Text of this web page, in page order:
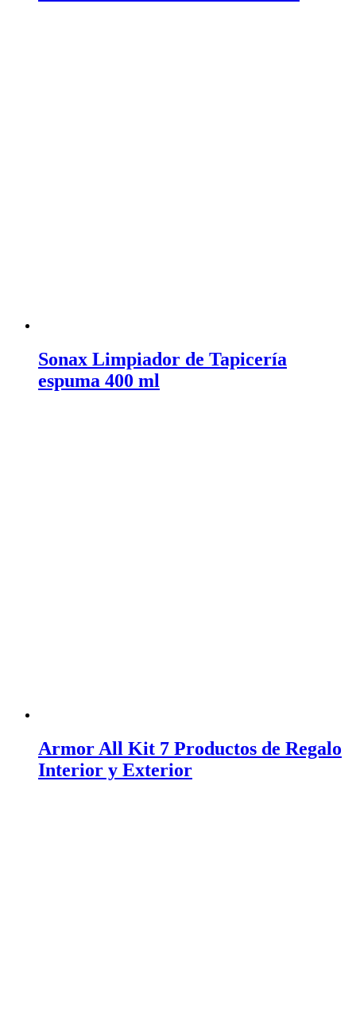
Sonax Limpiador de Tapicería
espuma 400 ml
Armor All Kit 7 Productos de Regalo
Interior y Exterior